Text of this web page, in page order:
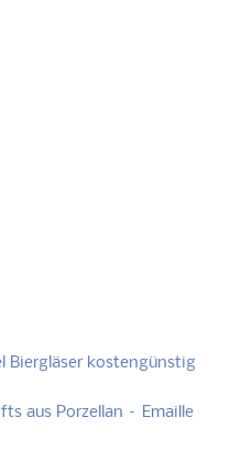
Biergläser kostengünstig
aus Porzellan – Emaille